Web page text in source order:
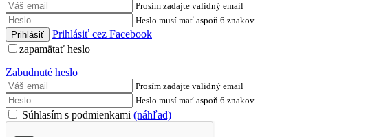
Prosím zadajte validný email
Heslo musí mať aspoň 6 znakov
Prihlásiť cez Facebook
zapamätať heslo
Zabudnuté heslo
Prosím zadajte validný email
Heslo musí mať aspoň 6 znakov
Súhlasím s podmienkami (náhľad)